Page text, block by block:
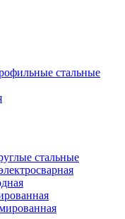
стальные
стальные